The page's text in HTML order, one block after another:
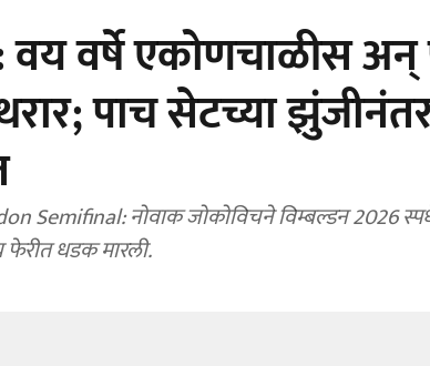
वर्षे एकोणचाळीस अन्‌
पाच सेटच्या
Semifinal: नोवाक जोकोविचने विम्बल्डन 2026
फेरीत धडक मारली.